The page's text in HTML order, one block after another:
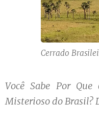
Cerrado
Você Sabe Por
Misterioso do Brasil?